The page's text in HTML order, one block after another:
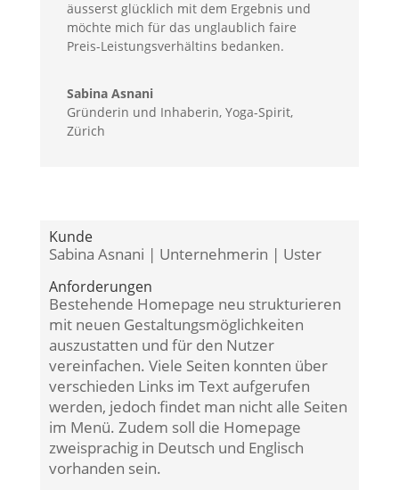
äusserst glücklich mit dem Ergebnis und
möchte mich für das unglaublich faire
Preis-Leistungsverhältins bedanken.
Sabina Asnani
Gründerin und Inhaberin, Yoga-Spirit,
Zürich
Kunde
Sabina Asnani | Unternehmerin | Uster
Anforderungen
Bestehende Homepage neu strukturieren
mit neuen Gestaltungsmöglichkeiten
auszustatten und für den Nutzer
vereinfachen. Viele Seiten konnten über
verschieden Links im Text aufgerufen
werden, jedoch findet man nicht alle Seiten
im Menü. Zudem soll die Homepage
zweisprachig in Deutsch und Englisch
vorhanden sein.